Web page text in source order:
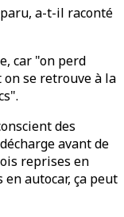
a-t-il raconté
car "on perd
se retrouve à la
des
avant de
reprises en
en autocar, ça peut